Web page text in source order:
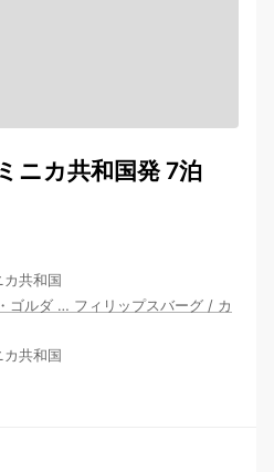
ニカ共和国発 7泊
共和国
ゴルダ … フィリップスバーグ / カ
共和国